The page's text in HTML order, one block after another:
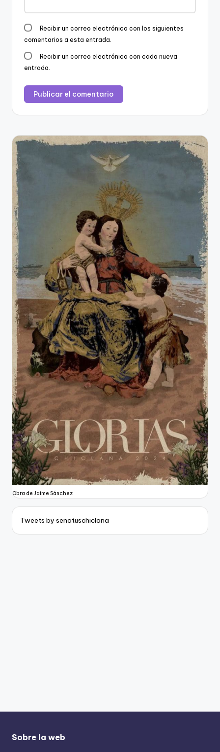
Recibir un correo electrónico con los siguientes
comentarios a esta entrada.
Recibir un correo electrónico con cada nueva
entrada.
Obra de Jaime Sánchez
Tweets by senatuschiclana
Sobre la web